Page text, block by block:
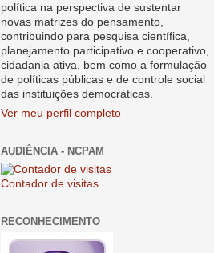
política na perspectiva de sustentar
novas matrizes do pensamento,
contribuindo para pesquisa científica,
planejamento participativo e cooperativo,
cidadania ativa, bem como a formulação
de políticas públicas e de controle social
das instituições democráticas.
Ver meu perfil completo
AUDIÊNCIA - NCPAM
Contador de visitas
RECONHECIMENTO